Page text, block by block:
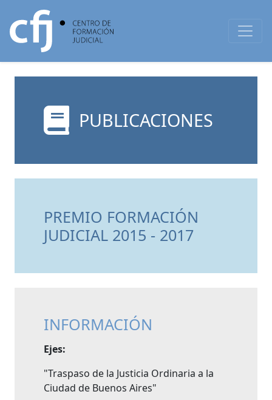
PUBLICACIONES
PREMIO FORMACIÓN
JUDICIAL 2015 - 2017
INFORMACIÓN
Ejes:
"Traspaso de la Justicia Ordinaria a la
Ciudad de Buenos Aires"